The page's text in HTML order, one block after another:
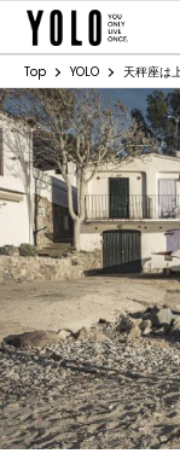
Top YOLO 天秤座は